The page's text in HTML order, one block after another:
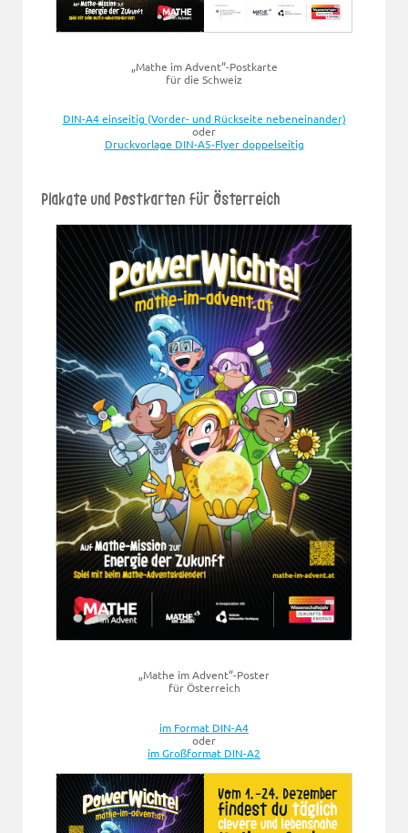
„Mathe im Advent“-Postkarte
für die Schweiz
DIN-A4 einseitig (Vorder- und Rückseite nebeneinander)
oder
Druckvorlage DIN-A5-Flyer doppelseitig
Plakate und Postkarten für Österreich
„Mathe im Advent“-Poster
für Österreich
im Format DIN-A4
oder
im Großformat DIN-A2